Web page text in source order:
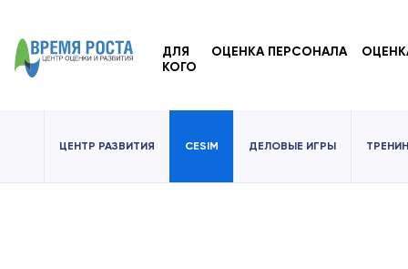
ДЛЯ
КОГО
ОЦЕНКА ПЕРСОНАЛА
ЦЕНТР РАЗВИТИЯ CESIM ДЕЛОВЫЕ ИГРЫ